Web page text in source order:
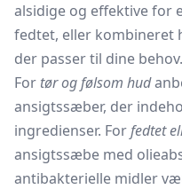
alsidige og effektive for
fedtet, eller kombineret
der passer til dine behov.
For tør og følsom hud
ansigtssæber, der
ingredienser. Forfedtet
ansigtssæbe med
antibakterielle midler